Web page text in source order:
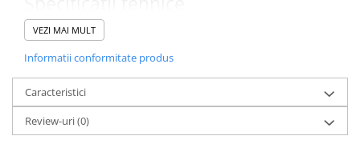
Instalatii de apa si canalizare
Alimentare cu apa
Canalizare interioara
Canalizare exterioara
Canalizare pluviala
Distributie apa
GROHE SmartTip - schimbi jetul apăsând un inel din spatele
mâneruluiamSpray, fluxul din fiecare duza are un debit
perfect echilibrat pentru satisfactie maxima, iar duzele
SpeedClean din silicon anticalcar sunt si ele foarte usor de
curatat
Dus de mana Rainshower 130 SmartActive Cube
Bara verticala pentru reglarea inaltimii dusului 600 mm
Cu suporturi metalice de perete
VEZI MAI MULT
Informatii conformitate produs
Caracteristici
Review-uri(0)